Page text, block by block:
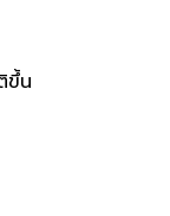
ขึ้น